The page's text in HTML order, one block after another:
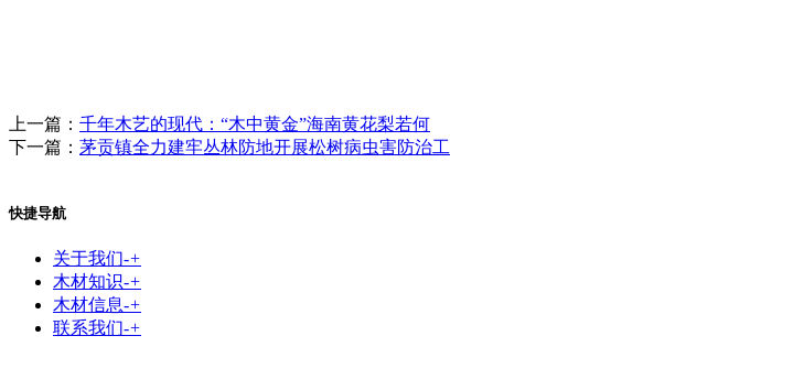
上一篇： 千年木艺的现代：“木中黄金”海南黄花梨若何
下一篇： 茅贡镇全力建牢丛林防地开展松树病虫害防治工
快捷导航
关于我们-+
木材知识-+
木材信息-+
联系我们-+